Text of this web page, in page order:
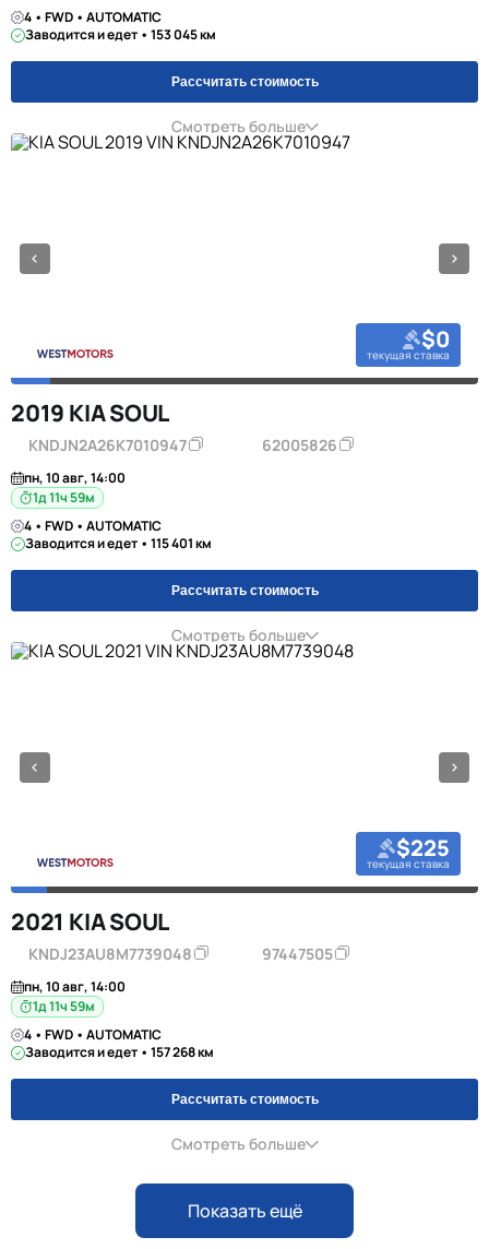
4 • FWD • AUTOMATIC
Заводится и едет • 153 045 км
Рассчитать стоимость
Смотреть больше
$0
текущая ставка
2019 KIA SOUL
KNDJN2A26K7010947 62005826
пн, 10 авг, 14:00
1д 11ч 59м
4 • FWD • AUTOMATIC
Заводится и едет • 115 401 км
Рассчитать стоимость
Смотреть больше
$225
текущая ставка
2021 KIA SOUL
KNDJ23AU8M7739048 97447505
пн, 10 авг, 14:00
1д 11ч 59м
4 • FWD • AUTOMATIC
Заводится и едет • 157 268 км
Рассчитать стоимость
Смотреть больше
Показать ещё